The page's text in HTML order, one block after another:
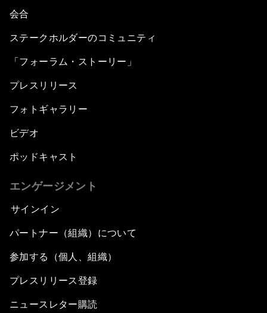
会合
ステークホルダーのコミュニティ
「フォーラム・ストーリー」
プレスリリース
フォトギャラリー
ビデオ
ポッドキャスト
エンゲージメント
サインイン
パートナー（組織）について
参加する（個人、組織）
プレスリリース登録
ニュースレター購読